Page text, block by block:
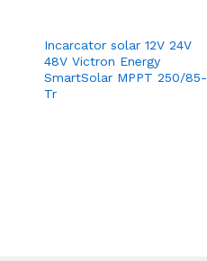
Incarcator solar 12V 24V
48V Victron Energy
SmartSolar MPPT 250/85-
Tr